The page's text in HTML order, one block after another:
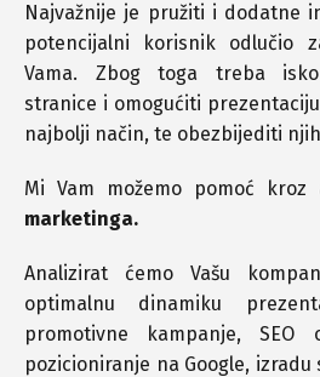
Najvažnije je pružiti i dodatne
potencijalni korisnik odlučio
Vama. Zbog toga treba
stranice i omogućiti
najbolji način, te obezbijediti
Mi Vam možemo pomoć kroz
marketinga.
Analizirat ćemo Vašu
optimalnu dinamiku
promotivne kampanje, SEO
pozicioniranje na Google,